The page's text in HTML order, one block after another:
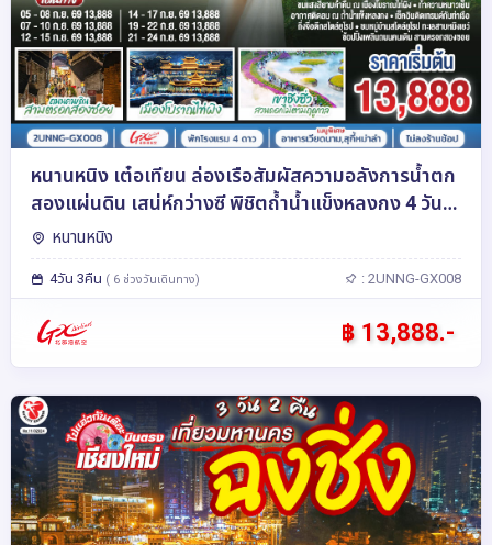
หนานหนิง เต๋อเทียน ล่องเรือสัมผัสความอลังการน้ำตก
สองแผ่นดิน เสน่ห์กว่างซี พิชิตถ้ำน้ำแข็งหลงกง 4 วัน 3
คืน โดยสายการบิน Guangxi Beibu Gulf Airlines
(GX)
หนานหนิง
4วัน 3คืน ( 6 ช่วงวันเดินทาง) : 2UNNG-GX008
฿ 13,888.-